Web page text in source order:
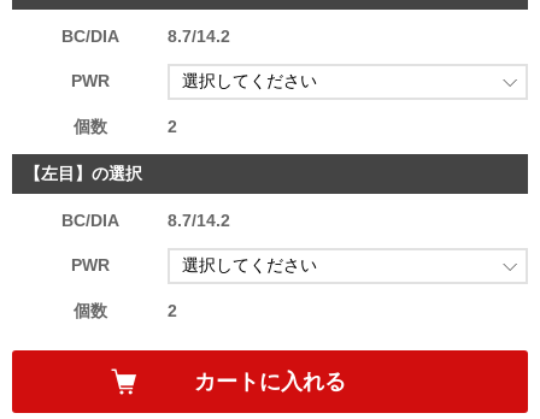
BC/DIA 8.7/14.2
PWR
個数 2
【左目】の選択
BC/DIA 8.7/14.2
PWR
個数 2